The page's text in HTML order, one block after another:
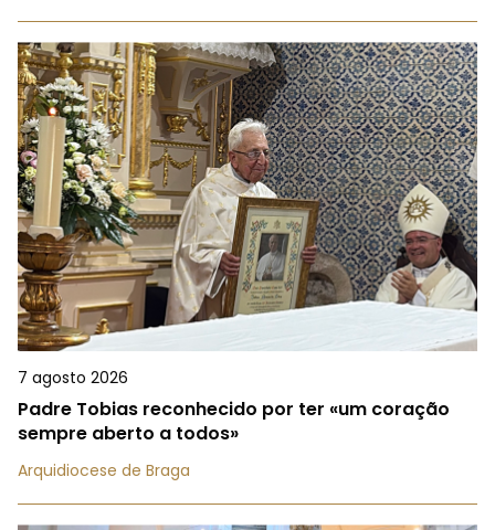
7 agosto 2026
Padre Tobias reconhecido por ter «um coração
sempre aberto a todos»
Arquidiocese de Braga